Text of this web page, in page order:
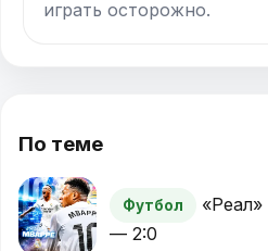
играть осторожно.
По теме
Футбол
— 2:0